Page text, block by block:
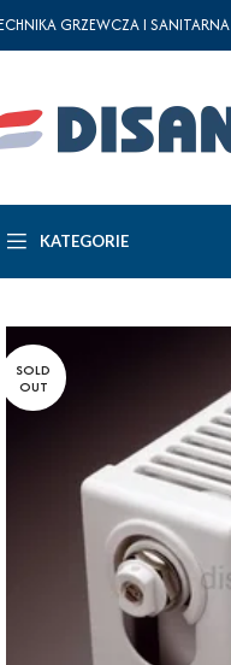
GRZEWCZA I SANITARNA
KATEGORIE
SOLD
OUT